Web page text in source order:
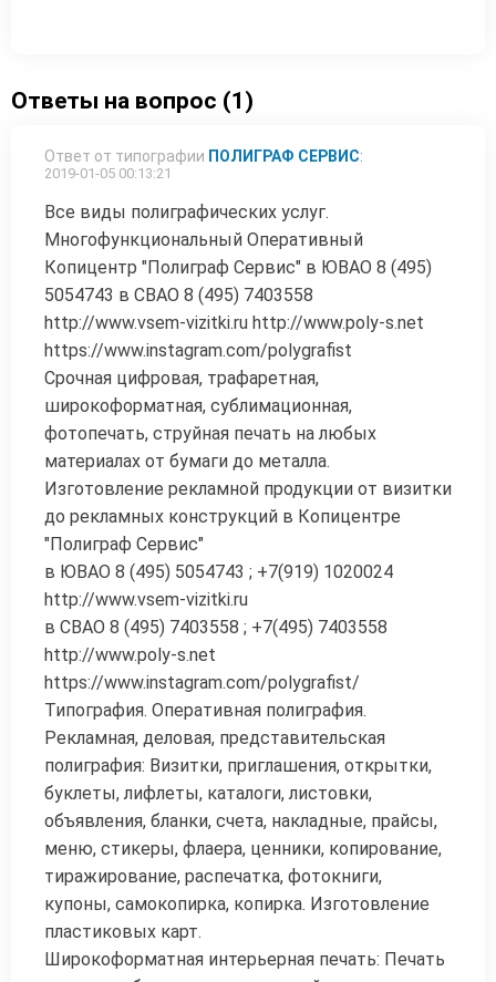
Ответы на вопрос (1)
Ответ от типографии ПОЛИГРАФ СЕРВИС:
2019-01-05 00:13:21
Все виды полиграфических услуг.
Многофункциональный Оперативный
Копицентр "Полиграф Сервис" в ЮВАО 8 (495)
5054743 в СВАО 8 (495) 7403558
http://www.vsem-vizitki.ru http://www.poly-s.net
https://www.instagram.com/polygrafist
Срочная цифровая, трафаретная,
широкоформатная, сублимационная,
фотопечать, струйная печать на любых
материалах от бумаги до металла.
Изготовление рекламной продукции от визитки
до рекламных конструкций в Копицентре
"Полиграф Сервис"
в ЮВАО 8 (495) 5054743 ; +7(919) 1020024
http://www.vsem-vizitki.ru
в СВАО 8 (495) 7403558 ; +7(495) 7403558
http://www.poly-s.net
https://www.instagram.com/polygrafist/
Типография. Оперативная полиграфия.
Рекламная, деловая, представительская
полиграфия: Визитки, приглашения, открытки,
буклеты, лифлеты, каталоги, листовки,
объявления, бланки, счета, накладные, прайсы,
меню, стикеры, флаера, ценники, копирование,
тиражирование, распечатка, фотокниги,
купоны, самокопирка, копирка. Изготовление
пластиковых карт.
Широкоформатная интерьерная печать: Печать